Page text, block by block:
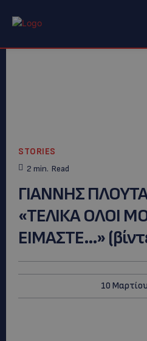
STORIES
2 min. Read
ΓΙΑΝΝΗΣ
«ΤΕΛΙΚΑ ΟΛΟΙ
ΕΙΜΑΣΤΕ…»
10